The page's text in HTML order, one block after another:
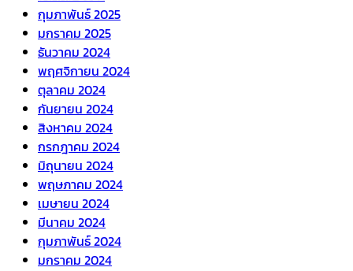
กุมภาพันธ์ 2025
มกราคม 2025
ธันวาคม 2024
พฤศจิกายน 2024
ตุลาคม 2024
กันยายน 2024
สิงหาคม 2024
กรกฎาคม 2024
มิถุนายน 2024
พฤษภาคม 2024
เมษายน 2024
มีนาคม 2024
กุมภาพันธ์ 2024
มกราคม 2024